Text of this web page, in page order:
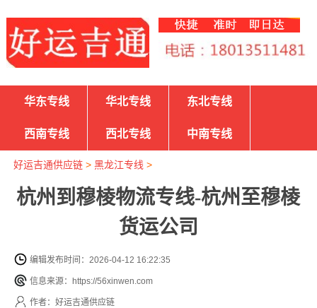
华东专线 华北专线 东北专线
西南专线 西北专线 中南专线
好运吉通供应链> 黑龙江专线 >
杭州到穆棱物流专线-杭州至穆棱
货运公司
编辑发布时间：2026-04-12 16:22:35
信息来源：https://56xinwen.com
作者：好运吉通供应链